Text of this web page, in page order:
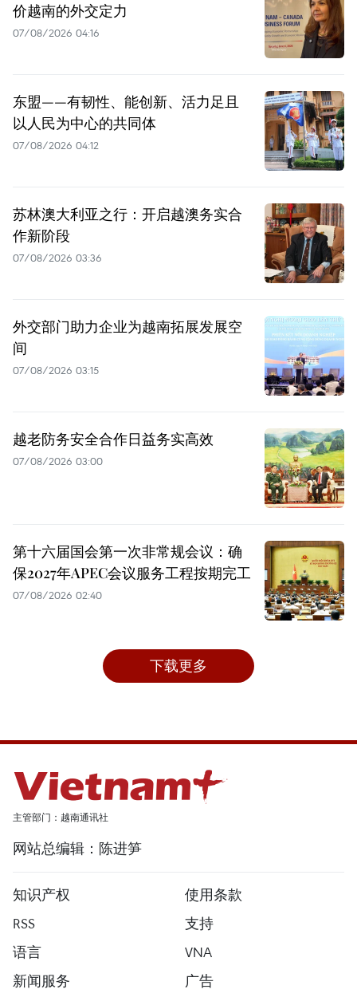
价越南的外交定力
07/08/2026 04:16
东盟——有韧性、能创新、活力足且
以人民为中心的共同体
07/08/2026 04:12
苏林澳大利亚之行：开启越澳务实合
作新阶段
07/08/2026 03:36
外交部门助力企业为越南拓展发展空
间
07/08/2026 03:15
越老防务安全合作日益务实高效
07/08/2026 03:00
第十六届国会第一次非常规会议：确
保2027年APEC会议服务工程按期完工
07/08/2026 02:40
下载更多
主管部门：越南通讯社
网站总编辑：陈进笋
知识产权
使用条款
RSS
支持
语言
VNA
新闻服务
广告